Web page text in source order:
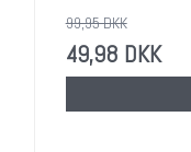
99,95 DKK
49,98 DKK